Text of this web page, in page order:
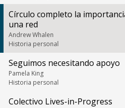
Círculo completo la
una red
Andrew Whalen
Historia personal
Seguimos necesitando apoyo
Pamela King
Historia personal
Colectivo Lives-in-Progress